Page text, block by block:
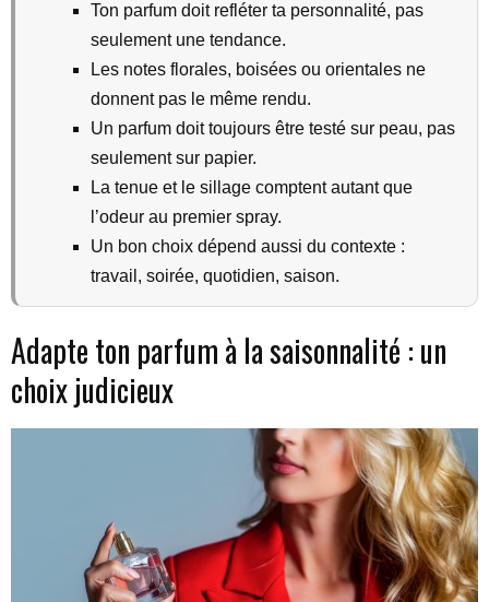
Ton parfum doit refléter ta personnalité, pas
seulement une tendance.
Les notes florales, boisées ou orientales ne
donnent pas le même rendu.
Un parfum doit toujours être testé sur peau, pas
seulement sur papier.
La tenue et le sillage comptent autant que
l’odeur au premier spray.
Un bon choix dépend aussi du contexte :
travail, soirée, quotidien, saison.
Adapte ton parfum à la saisonnalité : un
choix judicieux